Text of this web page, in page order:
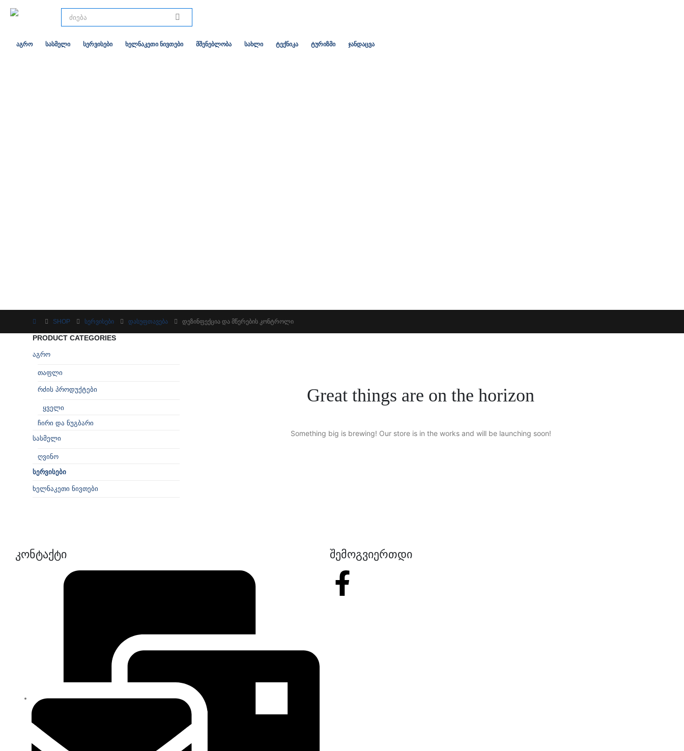
აგრო სასმელი სერვისები ხელნაკეთი ნივთები მშენებლობა სახლი ტექნიკა ტურიზმი ჯანდაცვა
SHOP ᲡᲔᲠᲕᲘᲡᲔᲑᲘ ᲓᲐᲡᲣᲤᲗᲐᲕᲔᲑᲐ ᲓᲔᲖᲘᲜᲤᲔᲥᲪᲘᲐ ᲓᲐ ᲛᲬᲔᲠᲔᲑᲘᲡ ᲙᲝᲜᲢᲠᲝᲚᲘ
Great things are on the horizon
Something big is brewing! Our store is in the works and will be launching soon!
PRODUCT CATEGORIES
აგრო
თაფლი
რძის პროდუქტები
ყველი
ჩირი და ნუგბარი
სასმელი
ღვინო
სერვისები
ხელნაკეთი ნივთები
კონტაქტი შემოგვიერთდი